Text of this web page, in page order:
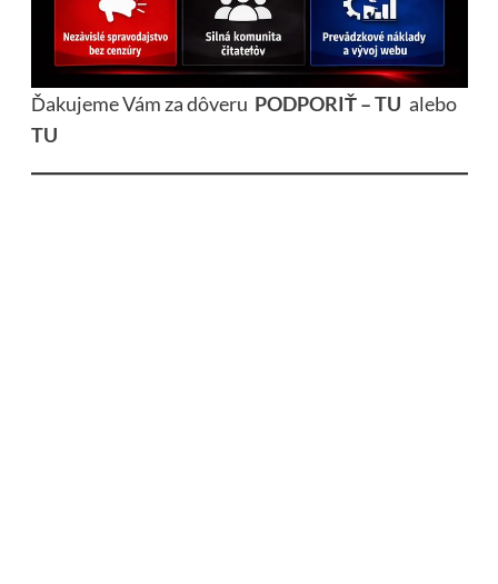
Ďakujeme Vám za dôveru PODPORIŤ – TU alebo
TU